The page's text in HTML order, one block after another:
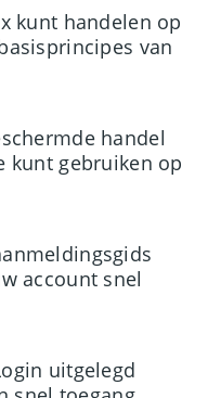
kunt handelen op
van
handel
kunt gebruiken op
account snel
en verifiëren
uitgelegd